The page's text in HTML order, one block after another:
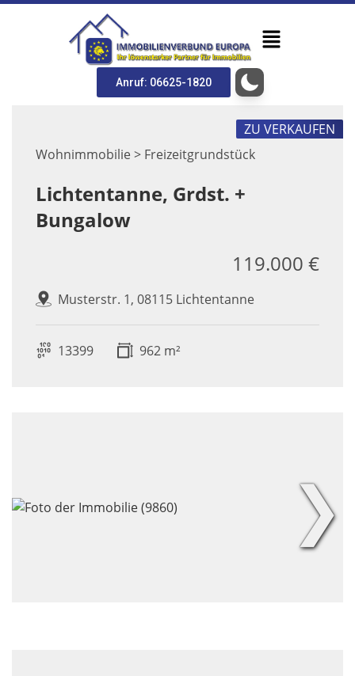
Anruf: 06625-1820
Wohnimmobilie > Freizeitgrundstück
ZU VERKAUFEN
Lichtentanne, Grdst. +
Bungalow
Musterstr. 1, 08115 Lichtentanne
119.000 €
13399 962 m²
❯